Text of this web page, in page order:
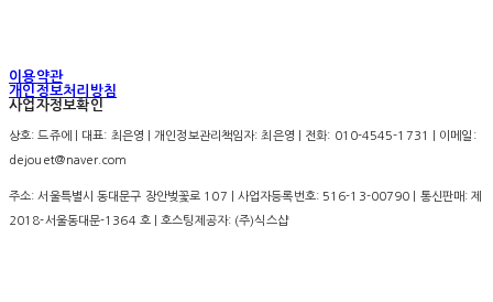
이용약관
개인정보처리방침
사업자정보확인
상호: 드쥬에 | 대표: 최은영 | 개인정보관리책임자: 최은영 | 전화: 010-4545-1731 | 이메일:
dejouet@naver.com
주소: 서울특별시 동대문구 장안벚꽃로 107 | 사업자등록번호: 516-13-00790 | 통신판매:제
2018-서울동대문-1364 호| 호스팅제공자: (주)식스샵